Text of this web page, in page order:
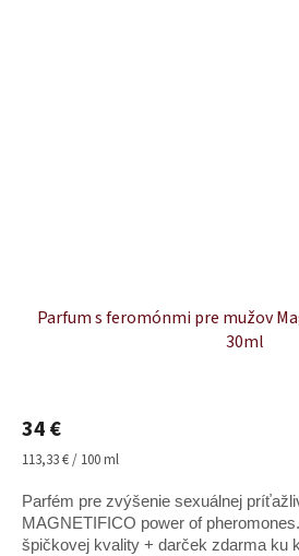
Parfum s feromónmi pre mužov
30ml
produktu
je
z
5
hviezdičiek.
34 €
Jednotková
113,33 € / 100 ml
Parfém pre zvýšenie sexuálnej
MAGNETIFICO power of
špičkovej kvality + darček zdarma ku